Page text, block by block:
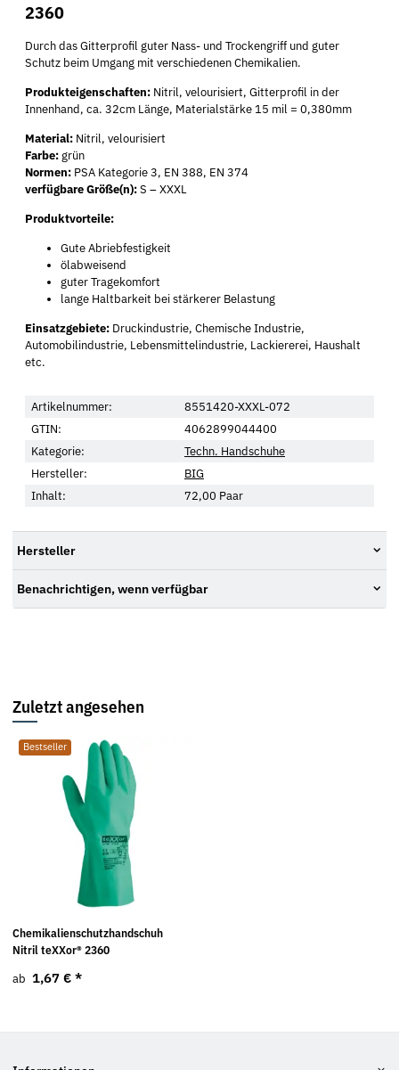
2360
Durch das Gitterprofil guter Nass- und Trockengriff und guter
Schutz beim Umgang mit verschiedenen Chemikalien.
Produkteigenschaften: Nitril, velourisiert, Gitterprofil in der
Innenhand, ca. 32cm Länge, Materialstärke 15 mil = 0,380mm
Material: Nitril, velourisiert
Farbe: grün
Normen: PSA Kategorie 3, EN 388, EN 374
verfügbare Größe(n):S – XXXL
Produktvorteile:
Gute Abriebfestigkeit
ölabweisend
guter Tragekomfort
lange Haltbarkeit bei stärkerer Belastung
Einsatzgebiete: Druckindustrie, Chemische Industrie,
Automobilindustrie, Lebensmittelindustrie, Lackiererei, Haushalt
etc.
Artikelnummer:
8551420-XXXL-072
GTIN:
4062899044400
Kategorie:
Techn. Handschuhe
Hersteller:
BIG
Inhalt:
72,00 Paar
Hersteller
Benachrichtigen, wenn verfügbar
Zuletzt angesehen
Bestseller
Chemikalienschutzhandschuh
Nitril teXXor® 2360
ab 1,67 € *